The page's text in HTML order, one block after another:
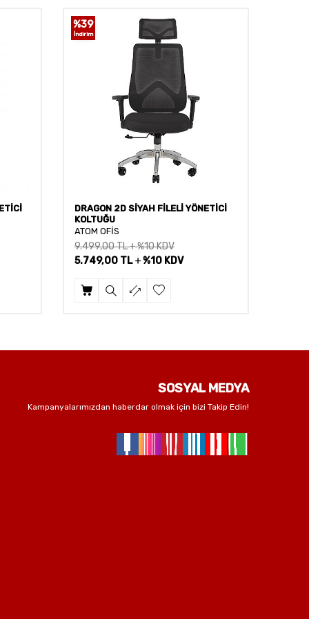
%39
İndirim
DRAGON 2D SİYAH FİLELİ YÖNETİCİ
KOLTUĞU
ATOM OFİS
9.499,00TL %10 KDV
5.749,00 TL %10 KDV
SOSYAL MEDYA
Kampanyalarımızdan haberdar olmak için bizi Takip Edin!